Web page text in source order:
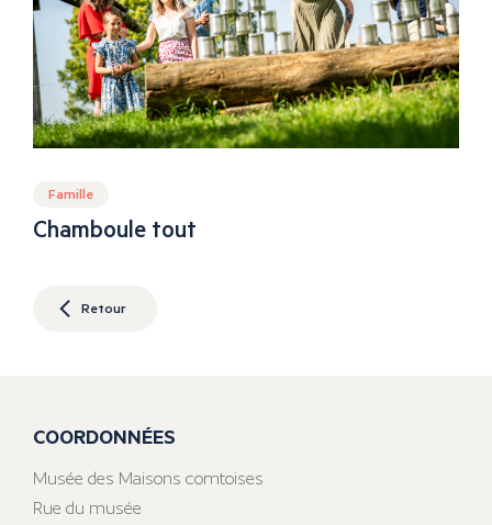
Famille
Chamboule tout
Retour
COORDONNÉES
Musée des Maisons comtoises
Rue du musée